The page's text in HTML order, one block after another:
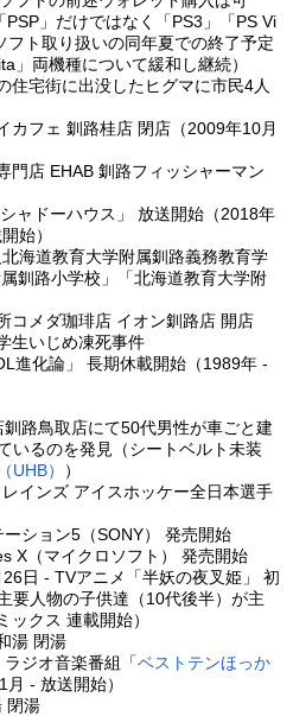
」だけではなく「PS3」「PS Vi
ト取り扱いの同年夏での終了予定
」両機種について緩和し継続）
住宅街に出没したヒグマに市民4人
カフェ 釧路桂店 閉店（2009年10月
門店 EHAB 釧路フィッシャーマン
ャドーハウス」 放送開始（2018年
始）
海道教育大学附属釧路義務教育学
釧路小学校」「北海道教育大学附
コメダ珈琲店 イオン釧路店 開店
生いじめ凍死事件
進化論」 長期休載開始（1989年 -
路鳥取店にて50代男性が車ごと建
いるのを発見（シートベルト未装
UHB）
）
インズ アイスホッケー全日本選手
ション5（SONY） 発売開始
X（マイクロソフト） 発売開始
日 - TVアニメ「半妖の夜叉姫」 初
要人物の子供達（10代後半）が主
クス 連載開始）
湯 閉湯
ジオ音楽番組「ベストテンほっか
- 放送開始）
閉湯